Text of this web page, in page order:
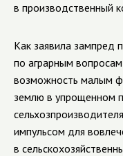
в производственный
Как заявила зампред
по аграрным
возможность малым
землю в упрощенном
импульсом для
в